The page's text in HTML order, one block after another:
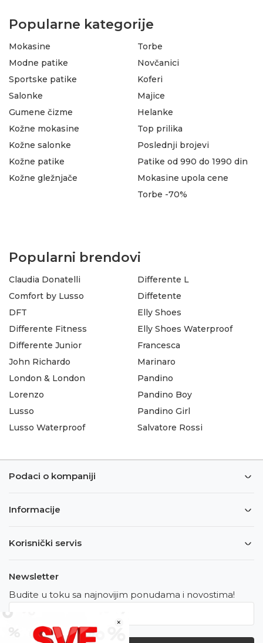
×
Popularne kategorije
Mokasine
Modne patike
Sportske patike
Salonke
Gumene čizme
Torbe
Novčanici
Koferi
Majice
Helanke
Kožne mokasine
Kožne salonke
Kožne patike
Kožne gležnjače
Top prilika
Poslednji brojevi
Patike od 990 do 1990 din
Mokasine upola cene
Torbe -70%
Popularni brendovi
Claudia Donatelli
Comfort by Lusso
DFT
Differente Fitness
Differente Junior
Differente L
Diffetente
Elly Shoes
Elly Shoes Waterproof
Francesca
John Richardo
London & London
Lorenzo
Lusso
Lusso Waterproof
Marinaro
Pandino
Pandino Boy
Pandino Girl
Salvatore Rossi
Podaci o kompaniji
Informacije
Korisnički servis
Newsletter
Budite u toku sa najnovijim ponudama i novostima!